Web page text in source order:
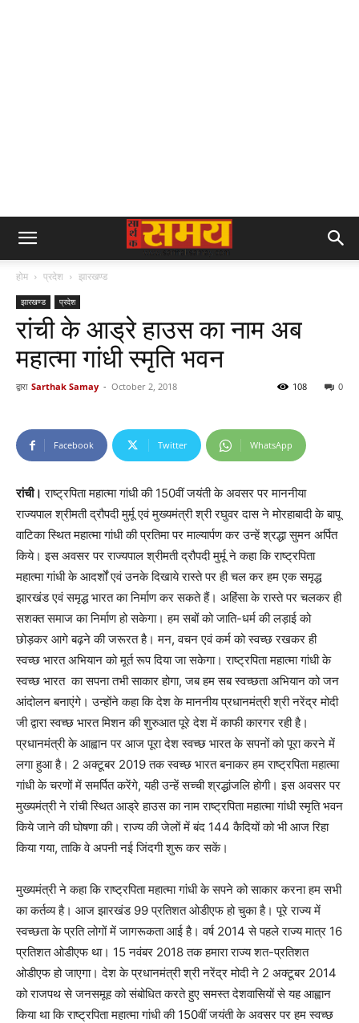
होम प्रदेश झारखण्ड
झारखण्ड प्रदेश
रांची के आड्रे हाउस का नाम अब
महात्मा गांधी स्मृति भवन
द्वारा Sarthak Samay - October 2, 2018 0
108
Facebook Twitter WhatsApp
रांची। राष्ट्रपिता महात्मा गांधी की 150वीं जयंती के अवसर पर माननीया
राज्यपाल श्रीमती द्रौपदी मुर्मू एवं मुख्यमंत्री श्री रघुवर दास ने मोरहाबादी के बापू
वाटिका स्थित महात्मा गांधी की प्रतिमा पर माल्यार्पण कर उन्हें श्रद्धा सुमन अर्पित
किये। इस अवसर पर राज्यपाल श्रीमती द्रौपदी मुर्मू ने कहा कि राष्ट्रपिता
महात्मा गांधी के आदर्शों एवं उनके दिखाये रास्ते पर ही चल कर हम एक समृद्ध
झारखंड एवं समृद्ध भारत का निर्माण कर सकते हैं। अहिंसा के रास्ते पर चलकर ही
सशक्त समाज का निर्माण हो सकेगा। हम सबों को जाति-धर्म की लड़ाई को
छोड़कर आगे बढ़ने की जरूरत है। मन, वचन एवं कर्म को स्वच्छ रखकर ही
स्वच्छ भारत अभियान को मूर्त रूप दिया जा सकेगा। राष्ट्रपिता महात्मा गांधी के
स्वच्छ भारत का सपना तभी साकार होगा, जब हम सब स्वच्छता अभियान को जन
आंदोलन बनाएंगे। उन्होंने कहा कि देश के माननीय प्रधानमंत्री श्री नरेंद्र मोदी
जी द्वारा स्वच्छ भारत मिशन की शुरुआत पूरे देश में काफी कारगर रही है।
प्रधानमंत्री के आह्वान पर आज पूरा देश स्वच्छ भारत के सपनों को पूरा करने में
लगा हुआ है। 2 अक्टूबर 2019 तक स्वच्छ भारत बनाकर हम राष्ट्रपिता महात्मा
गांधी के चरणों में समर्पित करेंगे, यही उन्हें सच्ची श्रद्धांजलि होगी। इस अवसर पर
मुख्यमंत्री ने रांची स्थित आड्रे हाउस का नाम राष्ट्रपिता महात्मा गांधी स्मृति भवन
किये जाने की घोषणा की। राज्य की जेलों में बंद 144 कैदियों को भी आज रिहा
किया गया, ताकि वे अपनी नई जिंदगी शुरू कर सकें।
मुख्यमंत्री ने कहा कि राष्ट्रपिता महात्मा गांधी के सपने को साकार करना हम सभी
का कर्तव्य है। आज झारखंड 99 प्रतिशत ओडीएफ हो चुका है। पूरे राज्य में
स्वच्छता के प्रति लोगों में जागरूकता आई है। वर्ष 2014 से पहले राज्य मात्र 16
प्रतिशत ओडीएफ था। 15 नवंबर 2018 तक हमारा राज्य शत-प्रतिशत
ओडीएफ हो जाएगा। देश के प्रधानमंत्री श्री नरेंद्र मोदी ने 2 अक्टूबर 2014
को राजपथ से जनसमूह को संबोधित करते हुए समस्त देशवासियों से यह आह्वान
किया था कि राष्ट्रपिता महात्मा गांधी की 150वीं जयंती के अवसर पर हम स्वच्छ